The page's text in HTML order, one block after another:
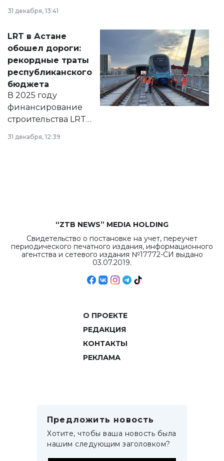
города на 2026–
2028 годы.
документ
появился в базе
нормативных
правовых актов и
на сайте маслихат
города.
31 декабря, 13:41
LRT в Астане
обошел дороги:
рекордные траты
республиканского
бюджета
В 2025 году
финансирование
строительства LRT
в Астане из
республиканского
31 декабря, 12:39
“ZTB NEWS” MEDIA HOLDING
Свидетельство о постановке на учет, переучет
периодического печатного издания, информационного
агентства и сетевого издания №17772-СИ выдано
03.07.2019.
О ПРОЕКТЕ
РЕДАКЦИЯ
КОНТАКТЫ
РЕКЛАМА
Предложить новость
Хотите, чтобы ваша новость была
нашим следующим заголовком?